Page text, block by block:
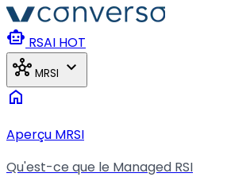
Aller au contenu principal
smart_toy RSAI HOT
hub MRSI expand_more
home
Aperçu MRSI
Qu'est-ce que le Managed RSI